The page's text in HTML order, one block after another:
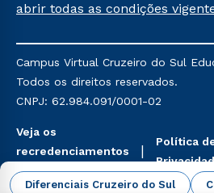
Diferenciais Cruzeiro do Sul
Já para as demais, a taxa de
mencionadas são referentes
Religioso, Geografia para a
do Ensino de História: Questões
abrir todas as condições
Campus Virtual Cruzeiro do Sul
Todos os direitos reservados.
CNPJ: 62.984.091/0001-02
Veja os
recredenciamentos
aqui
Política